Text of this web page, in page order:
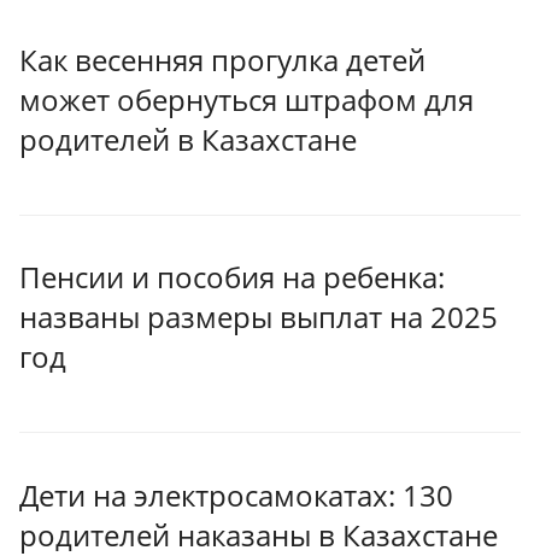
Как весенняя прогулка детей
может обернуться штрафом для
родителей в Казахстане
Пенсии и пособия на ребенка:
названы размеры выплат на 2025
год
Дети на электросамокатах: 130
родителей наказаны в Казахстане